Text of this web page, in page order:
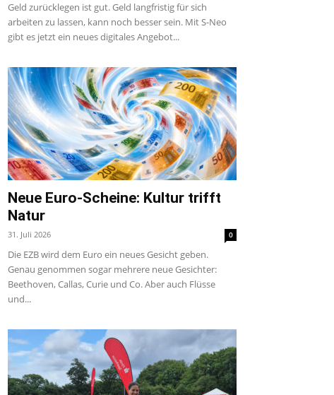
Geld zurücklegen ist gut. Geld langfristig für sich
arbeiten zu lassen, kann noch besser sein. Mit S-Neo
gibt es jetzt ein neues digitales Angebot...
Neue Euro-Scheine: Kultur trifft
Natur
31. Juli 2026 0
Die EZB wird dem Euro ein neues Gesicht geben.
Genau genommen sogar mehrere neue Gesichter:
Beethoven, Callas, Curie und Co. Aber auch Flüsse
und...